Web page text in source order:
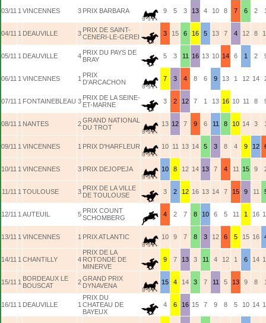
03/11 1 VINCENNES 3 PRIX BARBARA 9 5 3 13 4 10 8 7 6 2
04/11 1 DEAUVILLE 3 PRIX DE SAINT-
CENERI-LE-GEREI
3 15 6 16 5 13 7 4 12 8
05/11 1 DEAUVILLE 4 PRIX DU PAYS DE
BRAY
5 3 11 16 13 10 14 6 1 2
06/11 1 VINCENNES 1 PRIX
D'ARCACHON
7 3 4 8 6 9 13 1 12 14
07/11 1 FONTAINEBLEAU 3 PRIX DE LA SEINE-
ET-MARNE
3 2 12 7 1 13 16 10 11 8
08/11 1 NANTES 2GRAND NATIONAL
DU TROT
13 12 7 9 6 11 8 10 14 3
09/11 1 VINCENNES 1 PRIX D'HARFLEUR 10 11 13 14 5 3 8 4 9 12
10/11 1 VINCENNES 3 PRIX DEJOPEJA 10 8 12 14 13 7 4 11 15 9
11/11 1 TOULOUSE 3 PRIX DE LA VILLE
DE TOULOUSE
3 2 12 16 13 14 7 15 9 11
12/11 1 AUTEUIL 5 PRIX COUNT
SCHOMBERG
4 2 7 8 10 6 5 11 1 16
13/11 1 VINCENNES 1 PRIX ATLANTIC 10 9 7 8 3 12 6 5 15 16
14/11 1 CHANTILLY 4
PRIX DE LA
ROTONDE DE
MINERVE
9 7 13 3 11 4 12 1 6 14
15/11 1 BORDEAUX LE
BOUSCAT
2GRAND PRIX
DYNAVENA
15 4 14 3 7 11 5 13 9 8
16/11 1 DEAUVILLE 1
PRIX DU
CHATEAU DE
BAYEUX
4 6 16 15 7 9 8 5 10 14